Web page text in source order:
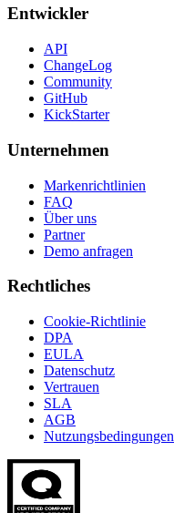
Entwickler
API
ChangeLog
Community
GitHub
KickStarter
Unternehmen
Markenrichtlinien
FAQ
Über uns
Partner
Demo anfragen
Rechtliches
Cookie-Richtlinie
DPA
EULA
Datenschutz
Vertrauen
SLA
AGB
Nutzungsbedingungen